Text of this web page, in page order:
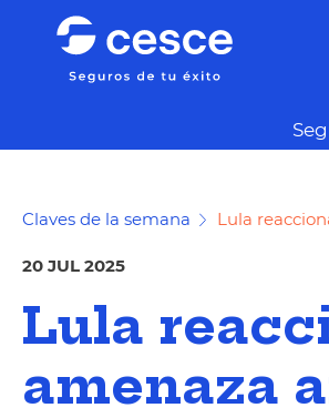
Claves de la semana Lula
20 JUL 2025
Lula
amenaza